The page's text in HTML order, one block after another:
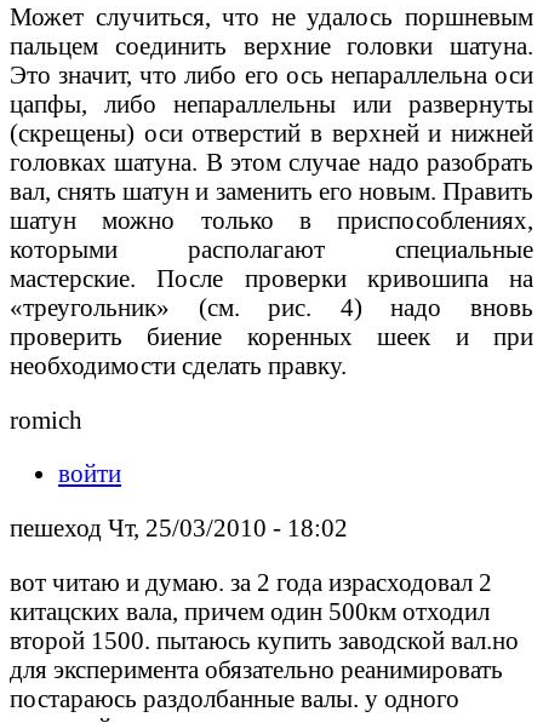
Может случиться, что не удалось поршневым
пальцем соединить верхние головки шатуна.
Это значит, что либо его ось непараллельна оси
цапфы, либо непараллельны или развернуты
(скрещены) оси отверстий в верхней и нижней
головках шатуна. В этом случае надо разобрать
вал, снять шатун и заменить его новым. Править
шатун можно только в приспособлениях,
которыми располагают специальные
мастерские. После проверки кривошипа на
«треугольник» (см. рис. 4) надо вновь
проверить биение коренных шеек и при
необходимости сделать правку.
romich
войти
пешеход Чт, 25/03/2010 - 18:02
вот читаю и думаю. за 2 года израсходовал 2
китацских вала, причем один 500км отходил
второй 1500. пытаюсь купить заводской вал.но
для эксперимента обязательно реанимировать
постараюсь раздолбанные валы. у одного